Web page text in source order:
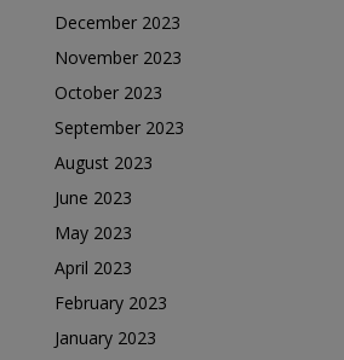
December 2023
November 2023
October 2023
September 2023
August 2023
June 2023
May 2023
April 2023
February 2023
January 2023